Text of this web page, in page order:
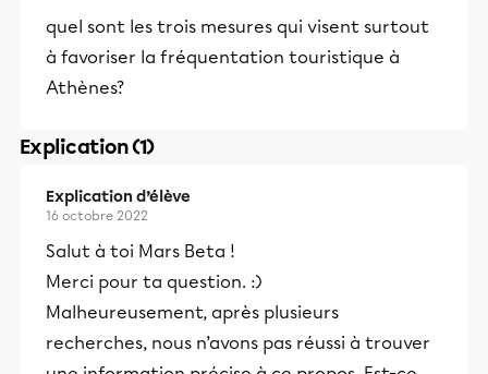
quel sont les trois mesures qui visent surtout
à favoriser la fréquentation touristique à
Athènes?
Explication (1)
Explication d’élève
16 octobre 2022
Salut à toi Mars Beta !
Merci pour ta question. :)
Malheureusement, après plusieurs
recherches, nous n’avons pas réussi à trouver